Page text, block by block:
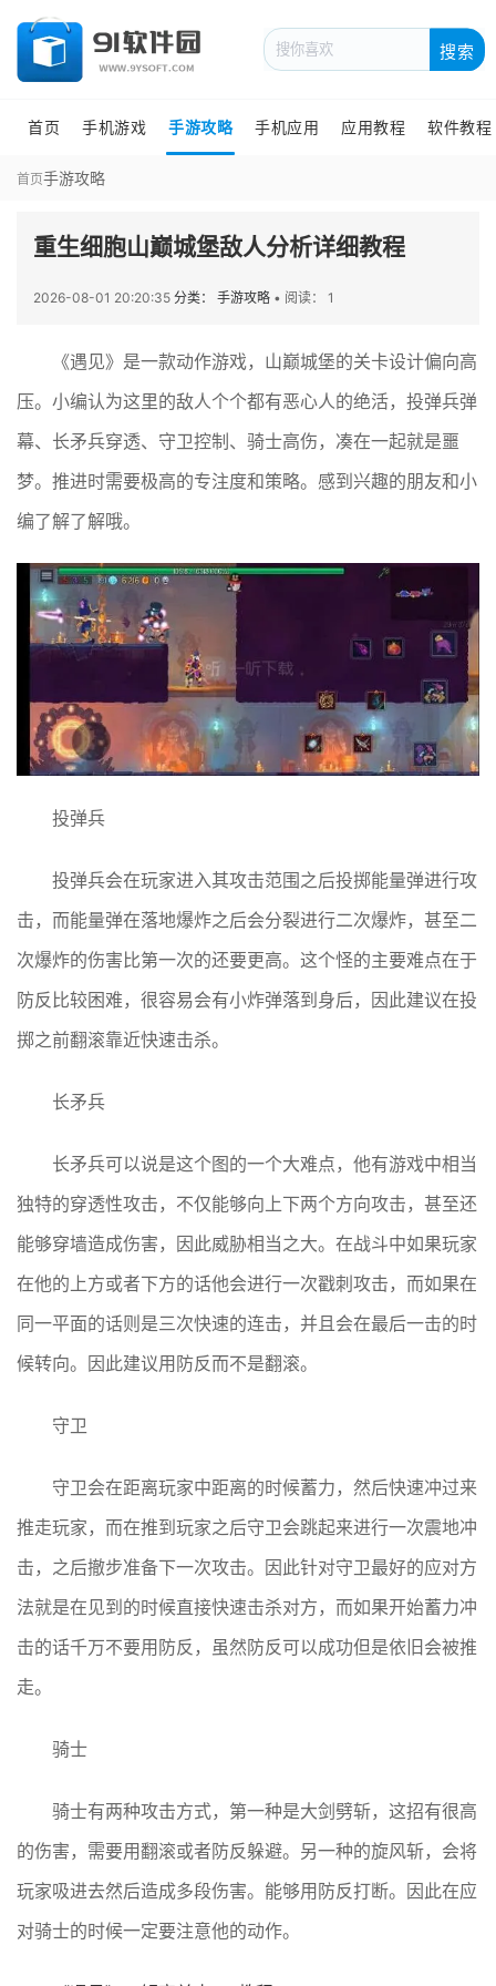
搜索
首页 手机游戏 手游攻略 手机应用 应用教程 软件教程
首页手游攻略
重生细胞山巅城堡敌人分析详细教程
2026-08-01 20:20:35 分类： 手游攻略 • 阅读： 1
《遇见》是一款动作游戏，山巅城堡的关卡设计偏向高
压。小编认为这里的敌人个个都有恶心人的绝活，投弹兵弹
幕、长矛兵穿透、守卫控制、骑士高伤，凑在一起就是噩
梦。推进时需要极高的专注度和策略。感到兴趣的朋友和小
编了解了解哦。
投弹兵
投弹兵会在玩家进入其攻击范围之后投掷能量弹进行攻
击，而能量弹在落地爆炸之后会分裂进行二次爆炸，甚至二
次爆炸的伤害比第一次的还要更高。这个怪的主要难点在于
防反比较困难，很容易会有小炸弹落到身后，因此建议在投
掷之前翻滚靠近快速击杀。
长矛兵
长矛兵可以说是这个图的一个大难点，他有游戏中相当
独特的穿透性攻击，不仅能够向上下两个方向攻击，甚至还
能够穿墙造成伤害，因此威胁相当之大。在战斗中如果玩家
在他的上方或者下方的话他会进行一次戳刺攻击，而如果在
同一平面的话则是三次快速的连击，并且会在最后一击的时
候转向。因此建议用防反而不是翻滚。
守卫
守卫会在距离玩家中距离的时候蓄力，然后快速冲过来
推走玩家，而在推到玩家之后守卫会跳起来进行一次震地冲
击，之后撤步准备下一次攻击。因此针对守卫最好的应对方
法就是在见到的时候直接快速击杀对方，而如果开始蓄力冲
击的话千万不要用防反，虽然防反可以成功但是依旧会被推
走。
骑士
骑士有两种攻击方式，第一种是大剑劈斩，这招有很高
的伤害，需要用翻滚或者防反躲避。另一种的旋风斩，会将
玩家吸进去然后造成多段伤害。能够用防反打断。因此在应
对骑士的时候一定要注意他的动作。